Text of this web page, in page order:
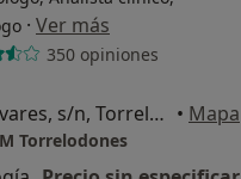
· Ver más
350 opiniones
Avenida Castillo de Olivares, s/n, Torrelodones • Mapa
Torrelodones